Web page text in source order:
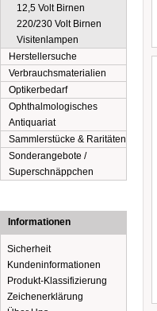
12,5 Volt Birnen
220/230 Volt Birnen
Visitenlampen
Herstellersuche
Verbrauchsmaterialien
Optikerbedarf
Ophthalmologisches
Antiquariat
Sammlerstücke & Raritäten
Sonderangebote /
Superschnäppchen
Informationen
Sicherheit
Kundeninformationen
Produkt-Klassifizierung
Zeichenerklärung